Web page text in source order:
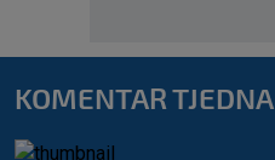
KOMENTAR TJEDNA